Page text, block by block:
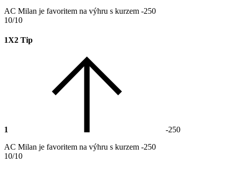
AC Milan je favoritem na výhru s kurzem -250
10/10
1X2 Tip
1
-250
AC Milan je favoritem na výhru s kurzem -250
10/10